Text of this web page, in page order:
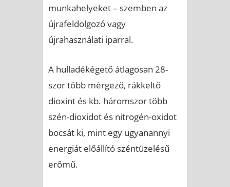
munkahelyeket – szemben az
újrafeldolgozó vagy
újrahasználati iparral.
A hulladékégető átlagosan 28-
szor több mérgező, rákkeltő
dioxint és kb. háromszor több
szén-dioxidot és nitrogén-oxidot
bocsát ki, mint egy ugyanannyi
energiát előállító széntüzelésű
erőmű.